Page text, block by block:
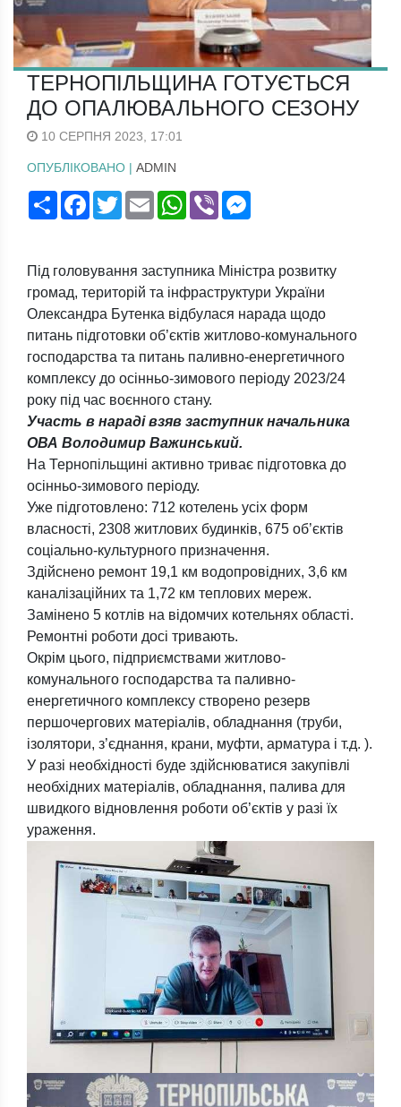
ТЕРНОПІЛЬЩИНА ГОТУЄТЬСЯ
ДО ОПАЛЮВАЛЬНОГО СЕЗОНУ
10 СЕРПНЯ 2023, 17:01
ОПУБЛІКОВАНО | ADMIN
ПоширитиFacebook
TwitterEmail WhatsApp
Viber
Під головування заступника Міністра розвитку
громад, територій та інфраструктури України
Олександра Бутенка відбулася нарада щодо
питань підготовки об’єктів житлово-комунального
господарства та питань паливно-енергетичного
комплексу до осінньо-зимового періоду 2023/24
року під час воєнного стану.
Участь в нараді взяв заступник начальника
ОВА Володимир Важинський.
На Тернопільщині активно триває підготовка до
осінньо-зимового періоду.
Уже підготовлено: 712 котелень усіх форм
власності, 2308 житлових будинків, 675 об’єктів
соціально-культурного призначення.
Здійснено ремонт 19,1 км водопровідних, 3,6 км
каналізаційних та 1,72 км теплових мереж.
Замінено 5 котлів на відомчих котельнях області.
Ремонтні роботи досі тривають.
Окрім цього, підприємствами житлово-
комунального господарства та паливно-
енергетичного комплексу створено резерв
першочергових матеріалів, обладнання (труби,
ізолятори, з’єднання, крани, муфти, арматура і т.д. ).
У разі необхідності буде здійснюватися закупівлі
необхідних матеріалів, обладнання, палива для
швидкого відновлення роботи об’єктів у разі їх
ураження.